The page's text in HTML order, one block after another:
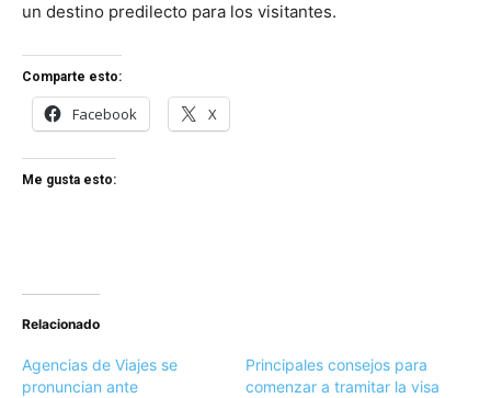
un destino predilecto para los visitantes.
Comparte esto:
Facebook X
Me gusta esto:
Relacionado
Agencias de Viajes se
pronuncian ante
Principales consejos para
comenzar a tramitar la visa